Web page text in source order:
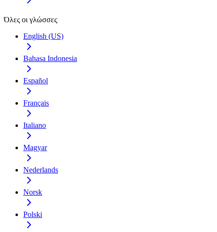
Όλες οι γλώσσες
English (US)
Bahasa Indonesia
Español
Français
Italiano
Magyar
Nederlands
Norsk
Polski